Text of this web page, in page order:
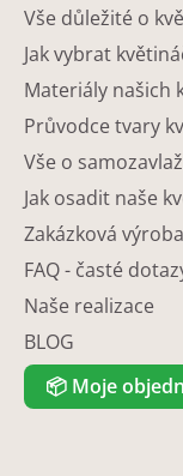
Vše důležité o
Jak vybrat
Materiály našich
Průvodce tvary
Vše o
Jak osadit naše
Zakázková výroba
FAQ - časté
Naše realizace
BLOG
📦 Moje